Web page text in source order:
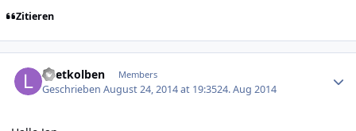
Zitieren
Loetkolben Members
GeschriebenAugust 24, 2014 at 19:3524. Aug 2014